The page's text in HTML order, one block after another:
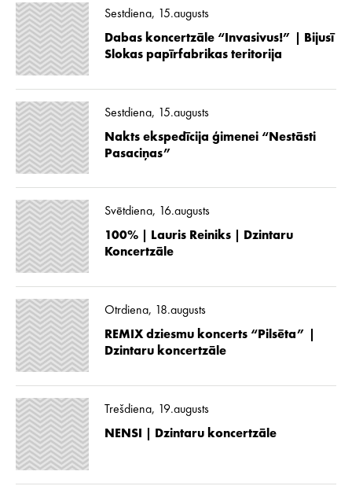
Sestdiena, 15.augusts
Dabas koncertzāle “Invasivus!” | Bijusī
Slokas papīrfabrikas teritorija
Sestdiena, 15.augusts
Nakts ekspedīcija ģimenei “Nestāsti
Pasaciņas”
Svētdiena, 16.augusts
100% | Lauris Reiniks | Dzintaru
Koncertzāle
Otrdiena, 18.augusts
REMIX dziesmu koncerts “Pilsēta” |
Dzintaru koncertzāle
Trešdiena, 19.augusts
NENSI | Dzintaru koncertzāle